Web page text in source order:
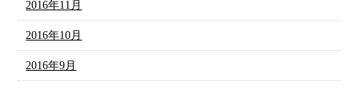
2016年11月
2016年10月
2016年9月